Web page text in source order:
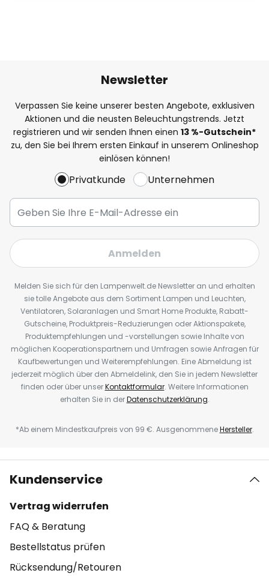
Newsletter
Verpassen Sie keine unserer besten Angebote, exklusiven
Aktionen und die neusten Beleuchtungstrends. Jetzt
registrieren und wir senden Ihnen einen 13 %-Gutschein*
zu, den Sie bei Ihrem ersten Einkauf in unserem Onlineshop
einlösen können!
Privatkunde Unternehmen
Anmelden
Melden Sie sich für den Lampenwelt.de Newsletter an und erhalten
sie tolle Angebote aus dem Sortiment Lampen und Leuchten,
Ventilatoren, Solaranlagen und Smart Home Produkte, Rabatt-
Gutscheine, Produktpreis-Reduzierungen oder Aktionspakete,
Produktempfehlungen und -vorstellungen sowie Inhalte von
möglichen Kooperationspartnern und Umfragen sowie Anfragen für
Kaufbewertungen und Weiterempfehlungen. Eine Abmeldung ist
jederzeit möglich über den Abmeldelink, den Sie in jedem Newsletter
finden oder über unserKontaktformular. Weitere Informationen
erhalten Sie in derDatenschutzerklärung.
*Ab einem Mindestkaufpreis von 99 €. AusgenommeneHersteller.
Kundenservice
Vertrag widerrufen
FAQ & Beratung
Bestellstatus prüfen
Rücksendung/Retouren